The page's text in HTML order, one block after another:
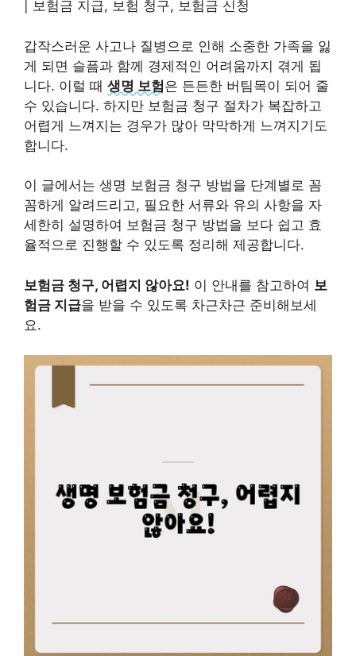
| 보험금 지급, 보험 청구, 보험금 신청
갑작스러운 사고나 질병으로 인해 소중한 가족을 잃
게 되면 슬픔과 함께 경제적인 어려움까지 겪게 됩
니다. 이럴 때 생명 보험은 든든한 버팀목이 되어 줄
수 있습니다. 하지만 보험금 청구 절차가 복잡하고
어렵게 느껴지는 경우가 많아 막막하게 느껴지기도
합니다.
이 글에서는 생명 보험금 청구 방법을 단계별로 꼼
꼼하게 알려드리고, 필요한 서류와 유의 사항을 자
세한히 설명하여 보험금 청구 방법을 보다 쉽고 효
율적으로 진행할 수 있도록 정리해 제공합니다.
보험금 청구, 어렵지 않아요! 이 안내를 참고하여 보
험금 지급을 받을 수 있도록 차근차근 준비해보세
요.